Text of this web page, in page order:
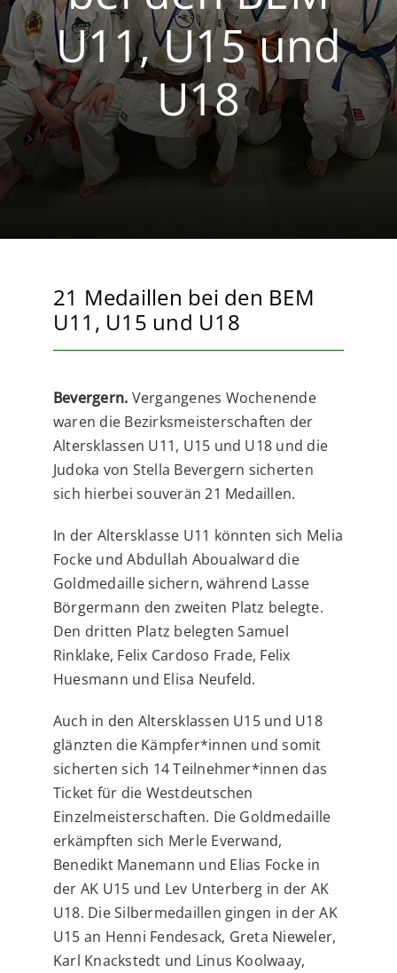
Volleyball
Breitensport
U11, U15 und
U18
21 Medaillen bei den BEM
U11, U15 und U18
Bevergern. Vergangenes Wochenende
waren die Bezirksmeisterschaften der
Altersklassen U11, U15 und U18 und die
Judoka von Stella Bevergern sicherten
sich hierbei souverän 21 Medaillen.
In der Altersklasse U11 könnten sich Melia
Focke und Abdullah Aboualward die
Goldmedaille sichern, während Lasse
Börgermann den zweiten Platz belegte.
Den dritten Platz belegten Samuel
Rinklake, Felix Cardoso Frade, Felix
Huesmann und Elisa Neufeld.
Auch in den Altersklassen U15 und U18
glänzten die Kämpfer*innen und somit
sicherten sich 14 Teilnehmer*innen das
Ticket für die Westdeutschen
Einzelmeisterschaften. Die Goldmedaille
erkämpften sich Merle Everwand,
Benedikt Manemann und Elias Focke in
der AK U15 und Lev Unterberg in der AK
U18. Die Silbermedaillen gingen in der AK
U15 an Henni Fendesack, Greta Nieweler,
Karl Knackstedt und Linus Koolwaay,